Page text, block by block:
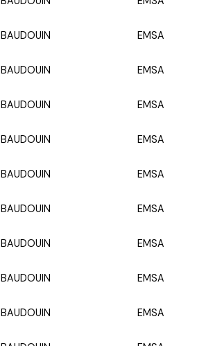
BAUDOUIN EMSA
BAUDOUIN EMSA
BAUDOUIN EMSA
BAUDOUIN EMSA
BAUDOUIN EMSA
BAUDOUIN EMSA
BAUDOUIN EMSA
BAUDOUIN EMSA
BAUDOUIN EMSA